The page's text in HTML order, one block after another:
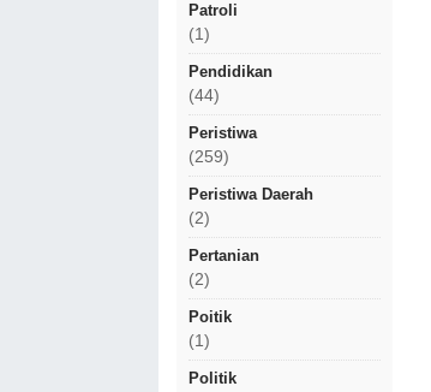
Patroli
(1)
Pendidikan
(44)
Peristiwa
(259)
Peristiwa Daerah
(2)
Pertanian
(2)
Poitik
(1)
Politik